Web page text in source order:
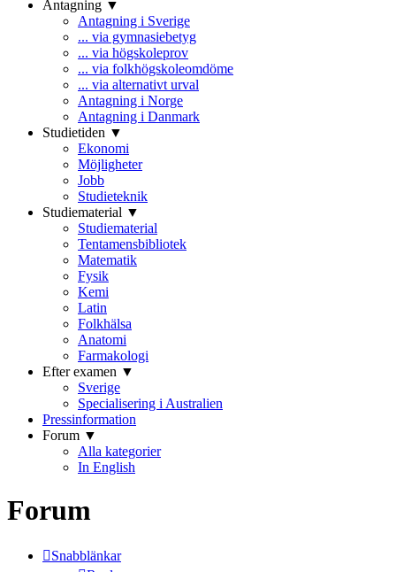
Antagning ▼
Antagning i Sverige
... via gymnasiebetyg
... via högskoleprov
... via folkhögskoleomdöme
... via alternativt urval
Antagning i Norge
Antagning i Danmark
Studietiden ▼
Ekonomi
Möjligheter
Jobb
Studieteknik
Studiematerial ▼
Studiematerial
Tentamensbibliotek
Matematik
Fysik
Kemi
Latin
Folkhälsa
Anatomi
Farmakologi
Efter examen ▼
Sverige
Specialisering i Australien
Pressinformation
Forum ▼
Alla kategorier
In English
Forum
Snabblänkar